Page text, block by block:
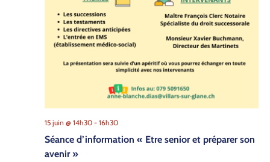
Séance d’information « Etre senior et préparer son
avenir »
15 juin @ 14h30- 16h30